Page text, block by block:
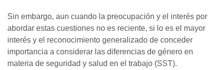
Sin embargo, aun cuando la preocupación y el interés por
abordar estas cuestiones no es reciente, si lo es el mayor
interés y el reconocimiento generalizado de conceder
importancia a considerar las diferencias de género en
materia de seguridad y salud en el trabajo (SST).